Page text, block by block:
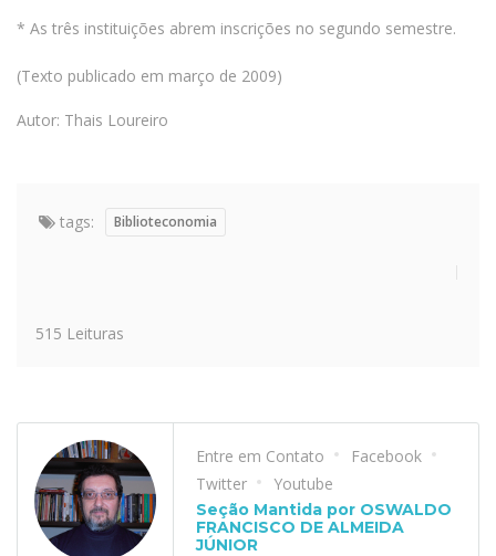
* As três instituições abrem inscrições no segundo semestre.
(Texto publicado em março de 2009)
Autor: Thais Loureiro
tags: Biblioteconomia
515 Leituras
Entre em Contato
Facebook
Twitter
Youtube
Seção Mantida por OSWALDO
FRANCISCO DE ALMEIDA
JÚNIOR